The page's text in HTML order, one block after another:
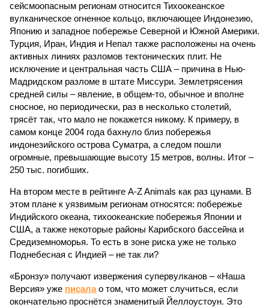
сейсмоопасным регионам относится Тихоокеанское
вулканическое огненное кольцо, включающее Индонезию,
Японию и западное побережье Северной и Южной Америки.
Турция, Иран, Индия и Непал также расположены на очень
активных линиях разломов тектонических плит. Не
исключение и центральная часть США – причина в Нью-
Мадридском разломе в штате Миссури. Землетрясения
средней силы – явление, в общем-то, обычное и вполне
сносное, но периодически, раз в несколько столетий,
трясёт так, что мало не покажется никому. К примеру, в
самом конце 2004 года бахнуло близ побережья
индонезийского острова Суматра, а следом пошли
огромные, превышающие высоту 15 метров, волны. Итог –
250 тыс. погибших.
На втором месте в рейтинге A-Z Animals как раз цунами. В
этом плане к уязвимым регионам относятся: побережье
Индийского океана, тихо­океанские побережья Японии и
США, а также некоторые районы Карибского бассейна и
Средиземноморья. То есть в зоне риска уже не только
Поднебесная с Индией – не так ли?
«Бронзу» получают извержения супервулканов – «Наша
Версия» уже писалао том, что может случиться, если
окончательно проснётся знаменитый Йеллоустоун. Это